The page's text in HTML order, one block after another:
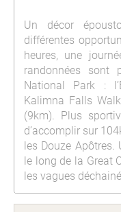
Un décor
différentes
heures, une
randonnées sont
National Park :
Kalimna Falls
(9km). Plus
d’accomplir sur
les Douze Apôtres.
le long de la Great
les vagues